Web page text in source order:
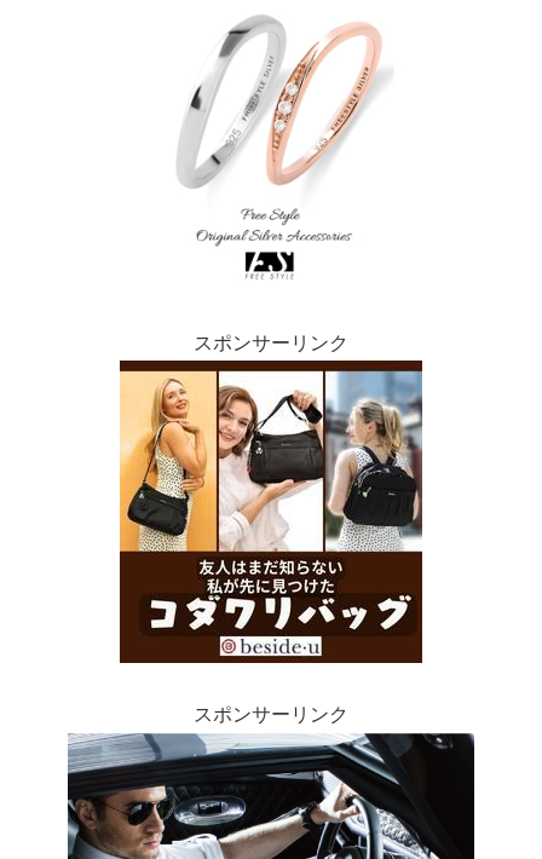
スポンサーリンク
スポンサーリンク